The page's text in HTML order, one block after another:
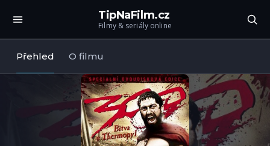
TipNaFilm.cz
Filmy & seriály online
Přehled O filmu